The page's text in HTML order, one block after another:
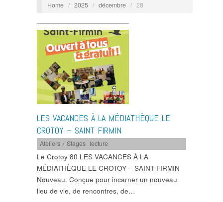
Home / 2025 / décembre / 28
LES VACANCES À LA MÉDIATHÈQUE LE
CROTOY – SAINT FIRMIN
Ateliers / Stages lecture
Le Crotoy 80 LES VACANCES À LA
MÉDIATHÈQUE LE CROTOY – SAINT FIRMIN
Nouveau. Conçue pour incarner un nouveau
lieu de vie, de rencontres, de…